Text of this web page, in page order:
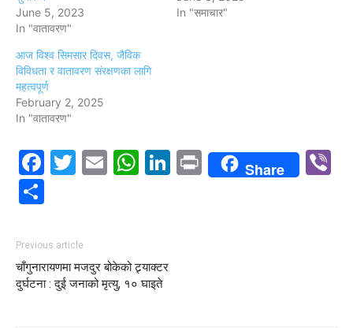
June 5, 2023
In "वातावरण"
In "समाचार"
आज विश्व सिमसार दिवस, जैविक
विविधता र वातावरण संरक्षणका लागि
महत्वपूर्ण
February 2, 2025
In "वातावरण"
Facebook
Twitter
EmailWhatsApp
LinkedIn
PrintShare
Previous article
चाँगुनारायणमा मजदुर बोकेको ट्र्याक्टर
दुर्घटना : दुई जनाको मृत्यु, १० घाइते